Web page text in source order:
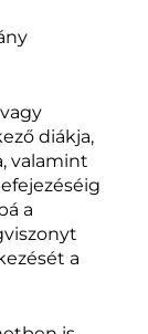
diákja,
valamint
a
a